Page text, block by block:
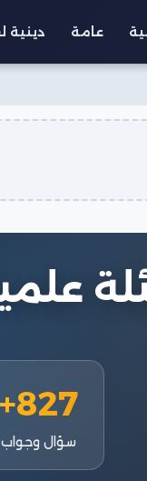
عامة دينية
827+
سؤال وجواب